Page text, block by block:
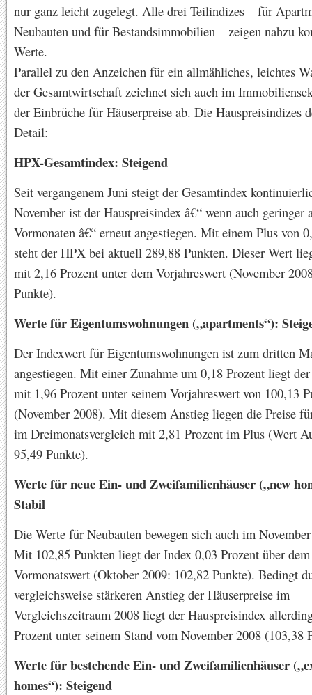
nur ganz leicht zugelegt. Alle drei Teilindizes – für
Neubauten und für Bestandsimmobilien – zeigen nahzu
Werte.
Parallel zu den Anzeichen für ein allmähliches, leichtes
der Gesamtwirtschaft zeichnet sich auch im
der Einbrüche für Häuserpreise ab. Die Hauspreisindizes
Detail:
HPX-Gesamtindex: Steigend
Seit vergangenem Juni steigt der Gesamtindex
November ist der Hauspreisindex â€“ wenn auch geringer
Vormonaten â€“ erneut angestiegen. Mit einem Plus von
steht der HPX bei aktuell 289,88 Punkten. Dieser Wert
mit 2,16 Prozent unter dem Vorjahreswert (November
Punkte).
Werte für Eigentumswohnungen („apartments“):
Der Indexwert für Eigentumswohnungen ist zum dritten
angestiegen. Mit einer Zunahme um 0,18 Prozent liegt
mit 1,96 Prozent unter seinem Vorjahreswert von 100,13
(November 2008). Mit diesem Anstieg liegen die Preise
im Dreimonatsvergleich mit 2,81 Prozent im Plus (Wert
95,49 Punkte).
Werte für neue Ein- und Zweifamilienhäuser („new
Stabil
Die Werte für Neubauten bewegen sich auch im
Mit 102,85 Punkten liegt der Index 0,03 Prozent über dem
Vormonatswert (Oktober 2009: 102,82 Punkte). Bedingt
vergleichsweise stärkeren Anstieg der Häuserpreise im
Vergleichszeitraum 2008 liegt der Hauspreisindex
Prozent unter seinem Stand vom November 2008 (103,38
Werte für bestehende Ein- und Zweifamilienhäuser
homes“): Steigend